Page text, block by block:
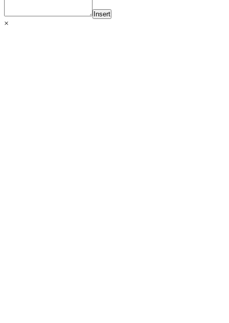
Insert
×